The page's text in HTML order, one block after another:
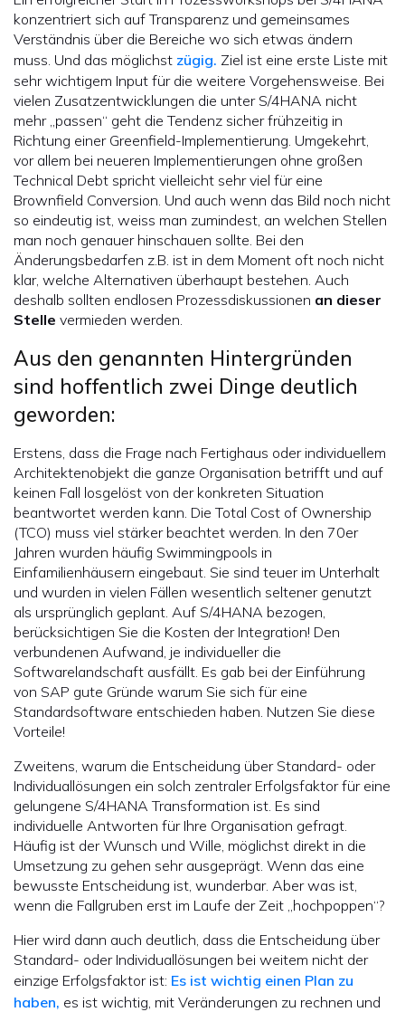
konzentriert sich auf Transparenz und gemeinsames
Verständnis über die Bereiche wo sich etwas ändern
muss. Und das möglichst zügig. Ziel ist eine erste Liste mit
sehr wichtigem Input für die weitere Vorgehensweise. Bei
vielen Zusatzentwicklungen die unter S/4HANA nicht
mehr „passen“ geht die Tendenz sicher frühzeitig in
Richtung einer Greenfield-Implementierung. Umgekehrt,
vor allem bei neueren Implementierungen ohne großen
Technical Debt spricht vielleicht sehr viel für eine
Brownfield Conversion. Und auch wenn das Bild noch nicht
so eindeutig ist, weiss man zumindest, an welchen Stellen
man noch genauer hinschauen sollte. Bei den
Änderungsbedarfen z.B. ist in dem Moment oft noch nicht
klar, welche Alternativen überhaupt bestehen. Auch
deshalb sollten endlosen Prozessdiskussionen an dieser
Stelle vermieden werden.
Aus den genannten Hintergründen
sind hoffentlich zwei Dinge deutlich
geworden:
Erstens, dass die Frage nach Fertighaus oder individuellem
Architektenobjekt die ganze Organisation betrifft und auf
keinen Fall losgelöst von der konkreten Situation
beantwortet werden kann. Die Total Cost of Ownership
(TCO) muss viel stärker beachtet werden. In den 70er
Jahren wurden häufig Swimmingpools in
Einfamilienhäusern eingebaut. Sie sind teuer im Unterhalt
und wurden in vielen Fällen wesentlich seltener genutzt
als ursprünglich geplant. Auf S/4HANA bezogen,
berücksichtigen Sie die Kosten der Integration! Den
verbundenen Aufwand, je individueller die
Softwarelandschaft ausfällt. Es gab bei der Einführung
von SAP gute Gründe warum Sie sich für eine
Standardsoftware entschieden haben. Nutzen Sie diese
Vorteile!
Zweitens, warum die Entscheidung über Standard- oder
Individuallösungen ein solch zentraler Erfolgsfaktor für eine
gelungene S/4HANA Transformation ist. Es sind
individuelle Antworten für Ihre Organisation gefragt.
Häufig ist der Wunsch und Wille, möglichst direkt in die
Umsetzung zu gehen sehr ausgeprägt. Wenn das eine
bewusste Entscheidung ist, wunderbar. Aber was ist,
wenn die Fallgruben erst im Laufe der Zeit „hochpoppen“?
Hier wird dann auch deutlich, dass die Entscheidung über
Standard- oder Individuallösungen bei weitem nicht der
einzige Erfolgsfaktor ist: Es ist wichtig einen Plan zu
haben, es ist wichtig, mit Veränderungen zu rechnen und